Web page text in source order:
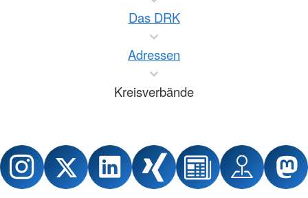
Das DRK
Adressen
Kreisverbände